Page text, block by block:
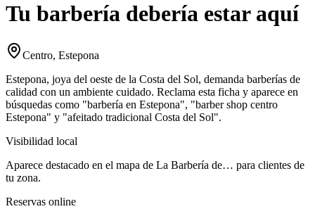
Tu barbería debería estar aquí
Centro, Estepona
Estepona, joya del oeste de la Costa del Sol, demanda barberías de
calidad con un ambiente cuidado. Reclama esta ficha y aparece en
búsquedas como "barbería en Estepona", "barber shop centro
Estepona" y "afeitado tradicional Costa del Sol".
Visibilidad local
Aparece destacado en el mapa de La Barbería de… para clientes de
tu zona.
Reservas online